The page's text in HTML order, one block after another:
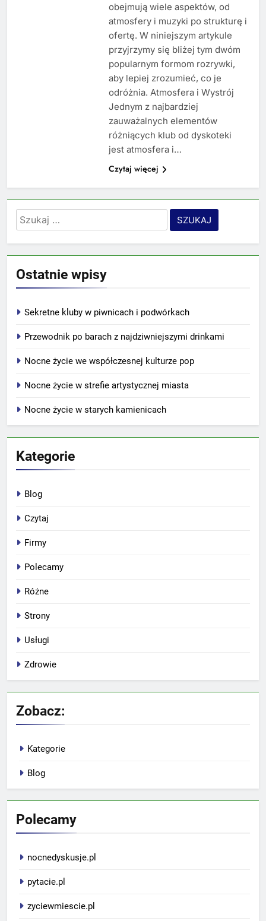
obejmują wiele aspektów, od
atmosfery i muzyki po strukturę i
ofertę. W niniejszym artykule
przyjrzymy się bliżej tym dwóm
popularnym formom rozrywki,
aby lepiej zrozumieć, co je
odróżnia. Atmosfera i Wystrój
Jednym z najbardziej
zauważalnych elementów
różniących klub od dyskoteki
jest atmosfera i…
Czytaj więcej
Szukaj:
Ostatnie wpisy
Sekretne kluby w piwnicach i podwórkach
Przewodnik po barach z najdziwniejszymi drinkami
Nocne życie we współczesnej kulturze pop
Nocne życie w strefie artystycznej miasta
Nocne życie w starych kamienicach
Kategorie
Blog
Czytaj
Firmy
Polecamy
Różne
Strony
Usługi
Zdrowie
Zobacz:
Kategorie
Blog
Polecamy
nocnedyskusje.pl
pytacie.pl
zyciewmiescie.pl